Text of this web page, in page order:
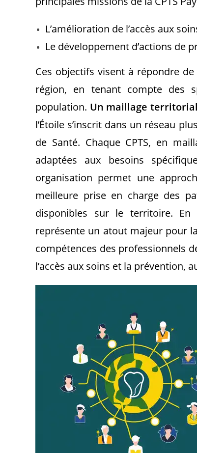
L’amélioration de l’accès aux
Le développement d’actions de
Ces objectifs visent à répondre
région, en tenant compte des
population. Un maillage
l’Étoile s’inscrit dans un réseau
de Santé. Chaque CPTS, en
adaptées aux besoins
organisation permet une
meilleure prise en charge des
disponibles sur le territoire. En
représente un atout majeur pour
compétences des professionnels
l’accès aux soins et la prévention,